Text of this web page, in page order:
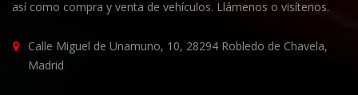
así como compra y venta de vehículos. Llámenos o visítenos.
Calle Miguel de Unamuno, 10, 28294 Robledo de Chavela,
Madrid